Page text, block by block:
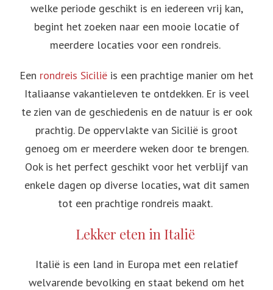
welke periode geschikt is en iedereen vrij kan,
begint het zoeken naar een mooie locatie of
meerdere locaties voor een rondreis.
Een rondreis Sicilië is een prachtige manier om het
Italiaanse vakantieleven te ontdekken. Er is veel
te zien van de geschiedenis en de natuur is er ook
prachtig. De oppervlakte van Sicilië is groot
genoeg om er meerdere weken door te brengen.
Ook is het perfect geschikt voor het verblijf van
enkele dagen op diverse locaties, wat dit samen
tot een prachtige rondreis maakt.
Lekker eten in Italië
Italië is een land in Europa met een relatief
welvarende bevolking en staat bekend om het